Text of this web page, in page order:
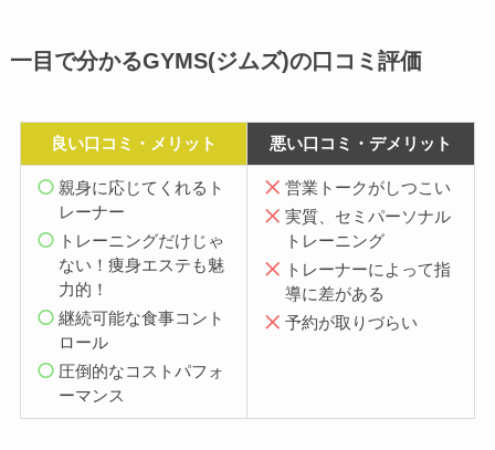
一目で分かるGYMS(ジムズ)の口コミ評価
良い口コミ・メリット 悪い口コミ・デメリット
親身に応じてくれるト
レーナー
トレーニングだけじゃ
ない！痩身エステも魅
力的！
継続可能な食事コント
ロール
圧倒的なコストパフォ
ーマンス
営業トークがしつこい
実質、セミパーソナル
トレーニング
トレーナーによって指
導に差がある
予約が取りづらい